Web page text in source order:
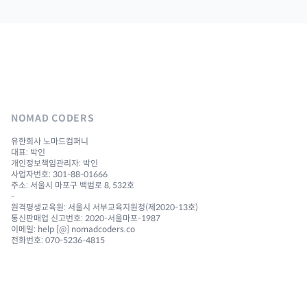
NOMAD CODERS
유한회사 노마드컴퍼니
대표: 박인
개인정보책임관리자: 박인
사업자번호: 301-88-01666
주소: 서울시 마포구 백범로 8, 532호
-
원격평생교육원: 서울시 서부교육지원청(제2020-13호)
통신판매업 신고번호: 2020-서울마포-1987
이메일: help [@] nomadcoders.co
전화번호: 070-5236-4815